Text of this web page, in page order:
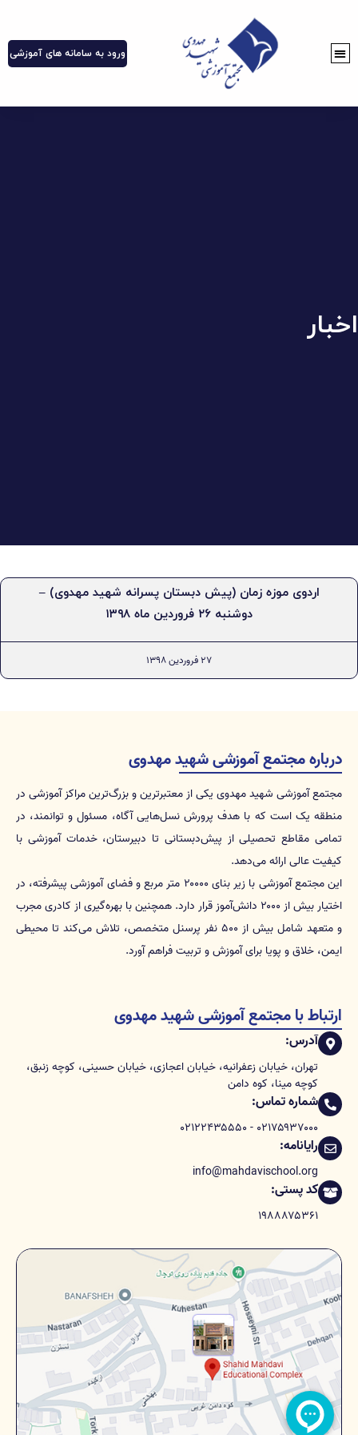
ورود به سامانه های آموزشی
اخبار
اردوی موزه زمان (پیش دبستان پسرانه شهید مهدوی) –
دوشنبه ۲۶ فروردین ماه ۱۳۹۸
۲۷ فروردین ۱۳۹۸
درباره مجتمع آموزشی شهید مهدوی
مجتمع آموزشی شهید مهدوی یکی از معتبرترین و بزرگ‌ترین مراکز آموزشی در
منطقه یک است که با هدف پرورش نسل‌هایی آگاه، مسئول و توانمند، در
تمامی مقاطع تحصیلی از پیش‌دبستانی تا دبیرستان، خدمات آموزشی با
کیفیت عالی ارائه می‌دهد.
این مجتمع آموزشی با زیر بنای ۲۰۰۰۰ متر مربع و فضای آموزشی پیشرفته، در
اختیار بیش از ۲۰۰۰ دانش‌آموز قرار دارد. همچنین با بهره‌گیری از کادری مجرب
و متعهد شامل بیش از ۵۰۰ نفر پرسنل متخصص، تلاش می‌کند تا محیطی
ایمن، خلاق و پویا برای آموزش و تربیت فراهم آورد.
ارتباط با مجتمع آموزشی شهید مهدوی
آدرس:
تهران، خیابان زعفرانیه، خیابان اعجازی، خیابان حسینی، کوچه زنبق،
کوچه مینا، کوه دامن
شماره تماس:
۰۲۱۷۵۹۳۷۰۰۰ - ۰۲۱۲۲۴۳۵۵۵۰
رایانامه:
info@mahdavischool.org
کد پستی:
۱۹۸۸۸۷۵۳۶۱